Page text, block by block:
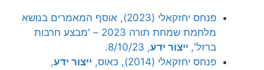
פנחס יחזקאלי (2023), אוסף המאמרים בנושא
מלחמת שמחת תורה 2023 – 'מבצע חרבות
ברזל', ייצור ידע, 8/10/23.
פנחס יחזקאלי (2014), כאוס,
ייצור ידע,